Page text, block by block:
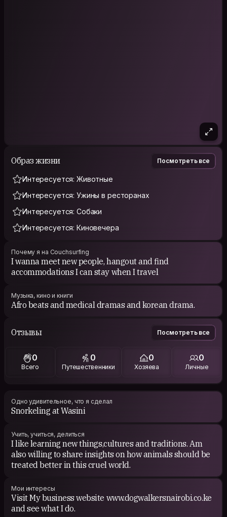
Образ жизни Посмотреть все
Интересуется: Животные
Интересуется: Ужины в ресторанах
Интересуется: Собаки
Интересуется: Киновечера
Почему я на Couchsurfing
I wanna meet new people, hangout and find
accommodations I can stay when I travel
Музыка, кино и книги
Afro beats and medical dramas and korean drama.
Отзывы Посмотреть все
0
Всего
0
Путешественники
0
Хозяева
0
Личные
Одно удивительное, что я сделал
Snorkeling at Wasini
Учить, учиться, делиться
I like learning new things,cultures and traditions. Am
also willing to share insights on how animals should be
treated better in this cruel world.
Мои интересы
Visit My business website www.dogwalkersnairobi.co.ke
and see what I do.